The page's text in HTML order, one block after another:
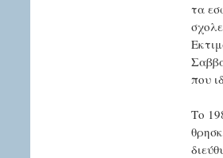
τα
που
Το